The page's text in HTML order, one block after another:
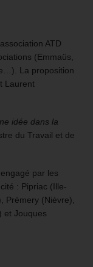
ATD
(Emmaüs,
La proposition
Laurent
idée dans la
du Travail et de
par les
: Pipriac (Ille-
Prémery (Nièvre),
et Jouques